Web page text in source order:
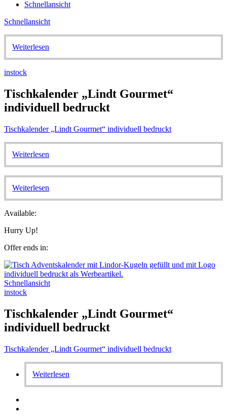
Schnellansicht
Schnellansicht
Weiterlesen
instock
Tischkalender „Lindt Gourmet“
individuell bedruckt
Tischkalender „Lindt Gourmet“ individuell bedruckt
Weiterlesen
Weiterlesen
Available:
Hurry Up!
Offer ends in:
Schnellansicht
instock
Tischkalender „Lindt Gourmet“
individuell bedruckt
Tischkalender „Lindt Gourmet“ individuell bedruckt
Weiterlesen